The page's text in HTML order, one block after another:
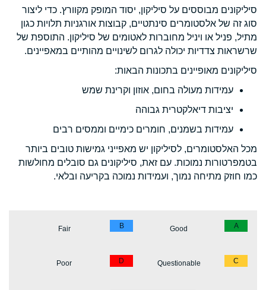
סיליקונים מבוססים על סיליקון, יסוד המופק מקוורץ. כדי ליצור
סוג זה של אלסטומרים סינתטיים, קבוצות אורגניות תלויות כגון
מתיל, פניל או ויניל מחוברות לאטומים של סיליקון. התוספת של
שרשראות צדדיות יכולה לגרום לשינויים מהותיים במאפיינים.
סיליקונים מאופיינים בתכונות הבאות:
עמידות מעולה בחום, אוזון וקרינת שמש
יציבות דיאלקטרית גבוהה
עמידות בשמנים, חומרים כימיים וממסים רבים
מכל האלסטומרים, לסיליקון יש מאפייני גמישות טובים ביותר
בטמפרטורות נמוכות. עם זאת, סיליקונים גם סובלים מחולשות
כמו חוזק מתיחה נמוך, ועמידות נמוכה בקריעה ובלאי.
A
Good
B
Fair
C
Questionable
D
Poor